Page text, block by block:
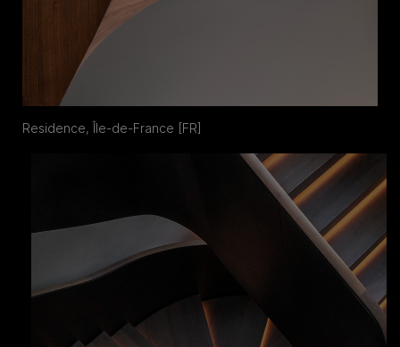
Residence, Île-de-France [FR]